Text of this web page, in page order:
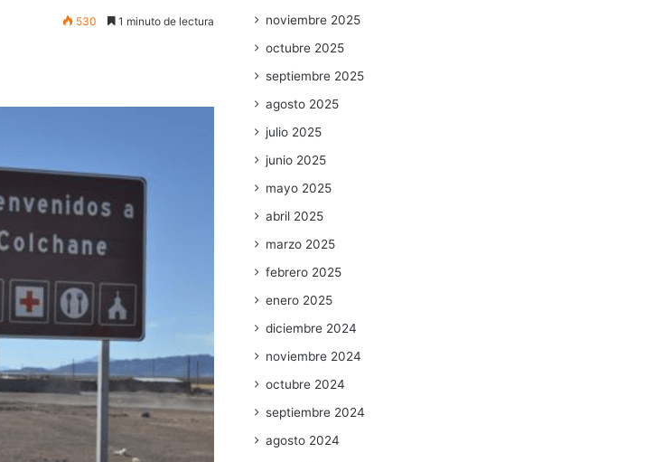
530 1 minuto de lectura
noviembre 2025
octubre 2025
septiembre 2025
agosto 2025
julio 2025
junio 2025
mayo 2025
abril 2025
marzo 2025
febrero 2025
enero 2025
diciembre 2024
noviembre 2024
octubre 2024
septiembre 2024
agosto 2024